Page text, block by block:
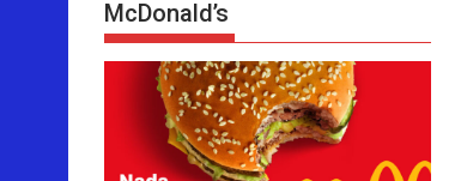
McDonald’s